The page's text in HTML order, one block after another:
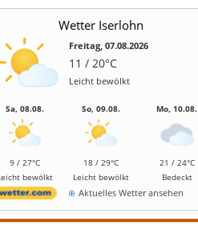
Wetter Iserlohn
Freitag, 07.08.2026
11 / 20°C
Leicht bewölkt
Sa, 08.08.
9 / 27°C
bewölkt
So, 09.08.
18 / 29°C
Leicht bewölkt
Mo, 10.08.
21 / 24°C
Bedeckt
Aktuelles Wetter ansehen